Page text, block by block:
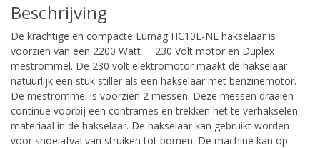
Beschrijving
De krachtige en compacte Lumag HC10E-NL hakselaar is
voorzien van een 2200 Watt 230 Volt motor en Duplex
mestrommel. De 230 volt elektromotor maakt de hakselaar
natuurlijk een stuk stiller als een hakselaar met benzinemotor.
De mestrommel is voorzien 2 messen. Deze messen draaien
continue voorbij een contrames en trekken het te verhakselen
materiaal in de hakselaar. De hakselaar kan gebruikt worden
voor snoeiafval van struiken tot bomen. De machine kan op